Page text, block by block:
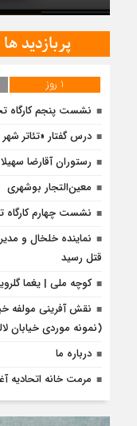
پربازدید ها
1 روز
نشست پنجم کارگاه
درس‌ گفتار «تئاتر
رستوران آقارضا سهیلا
معین‌التجار بوشهری
نشست چهارم کارگاه
نماینده خلخال و
قتل رسید
کوچه ملی | یغما
نقش آفرینی مولفه
(نمونه موردی خیابان
درباره ما
مرمت خانه اتحادیه